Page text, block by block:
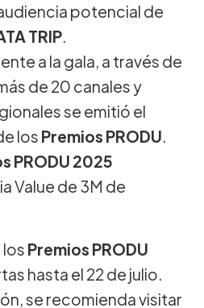
potencial de
TRIP.
a la gala, a través de
de 20 canales y
se emitió el
los Premios PRODU.
PRODU 2025
Value de 3M de
los Premios PRODU
hasta el 22 de julio.
se recomienda visitar